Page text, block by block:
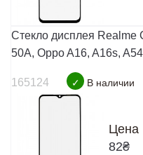
Стекло дисплея Realme
50A, Oppo A16, A16s,
165124 ✓ В наличии
Цена
82₴